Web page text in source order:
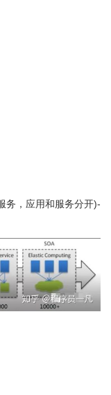
务，应用和服务分开)-